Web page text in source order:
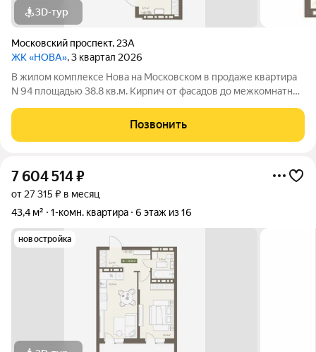
3D-тур
Московский проспект, 23А
ЖК «НОВА», 3 квартал 2026
В жилом комплексе Нова на Московском в продаже квартира
N 94 площадью 38.8 кв.м. Кирпич от фасадов до межкомнатных
Квартира сдается в отделке white box. 17-этажный дом, с
последних этажей
Позвонить
7 604 514₽
от 27 315 ₽ в месяц
43,4 м²
1-комн. квартира 6 этаж из 16
новостройка